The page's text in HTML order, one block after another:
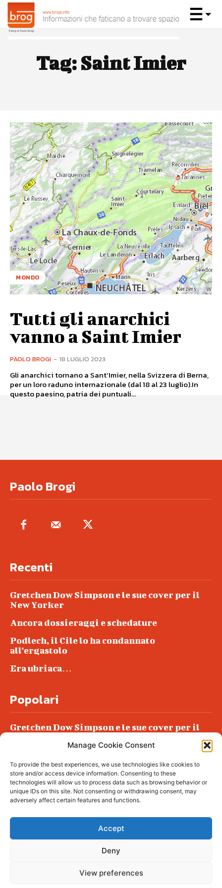
Manage Cookie Consent
To provide the best experiences, we use technologies like cookies to
store and/or access device information. Consenting to these
technologies will allow us to process data such as browsing behavior or
unique IDs on this site. Not consenting or withdrawing consent, may
adversely affect certain features and functions.
Accept
Deny
View preferences
Tag: Saint Imier
MONDO
Tutti gli anarchici
vanno a Saint Imier
PAOLO BROGI - 18 LUGLIO 2023
Gli anarchici tornano a Sant’Imier, nella Svizzera di Berna,
per un loro raduno internazionale (dal 18 al 23 luglio).In
questo paesino, patria dei puntuali...
Paolo Brogi
Recenti
Gretchen Dow Simpson e le sue cover per il
New Yorker
Ancora dossieraggi e schedature
Podlech, il Cile lo ha condannato
all’ergastolo
Era ubriaca…
Popolari
Gretchen Dow Simpson e le sue cover per il
Podlech, il Cile lo ha condannato
all’ergastolo
Era ubriaca…
© tagDiv - All rights reserved. Made with
complete News Portal about living, lifestyle,
fashion and wellness. Take your time and